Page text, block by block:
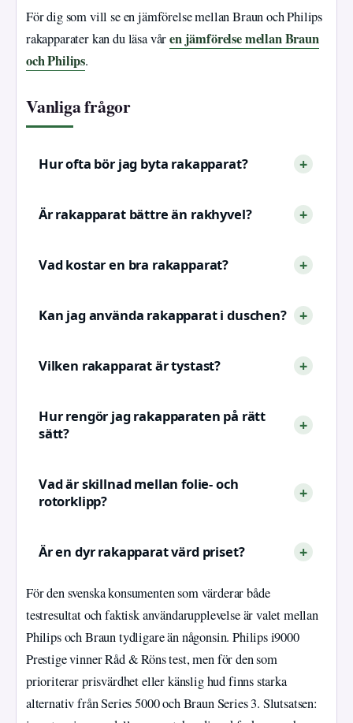
För dig som vill se en jämförelse mellan Braun och Philips
rakapparater kan du läsa våren jämförelse mellan Braun
och Philips.
Vanliga frågor
Hur ofta bör jag byta rakapparat?
Är rakapparat bättre än rakhyvel?
Vad kostar en bra rakapparat?
Kan jag använda rakapparat i duschen?
Vilken rakapparat är tystast?
Hur rengör jag rakapparaten på rätt
sätt?
Vad är skillnad mellan folie- och
rotorklipp?
Är en dyr rakapparat värd priset?
För den svenska konsumenten som värderar både
testresultat och faktisk användarupplevelse är valet mellan
Philips och Braun tydligare än någonsin. Philips i9000
Prestige vinner Råd & Röns test, men för den som
prioriterar prisvärdhet eller känslig hud finns starka
alternativ från Series 5000 och Braun Series 3. Slutsatsen: